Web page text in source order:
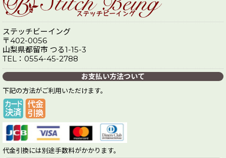
ステッチビーイング
〒402-0056
山梨県都留市 つる1-15-3
TEL：0554-45-2788
お支払い方法ついて
下記の方法がご利用いただけます。
代金引換には別途手数料がかかります。